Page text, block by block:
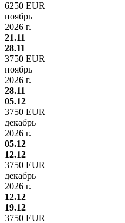
6250 EUR
ноябрь
2026 г.
21.11
28.11
3750 EUR
ноябрь
2026 г.
28.11
05.12
3750 EUR
декабрь
2026 г.
05.12
12.12
3750 EUR
декабрь
2026 г.
12.12
19.12
3750 EUR